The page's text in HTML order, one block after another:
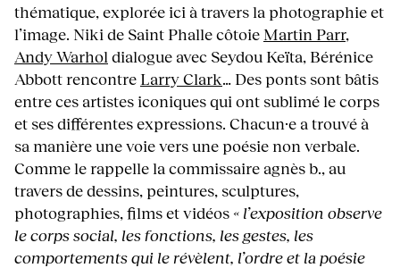
thématique, explorée ici à travers la photographie et
l’image. Niki de Saint Phalle côtoie Martin Parr,
Andy Warhol dialogue avec Seydou Keïta, Bérénice
Abbott rencontre Larry Clark… Des ponts sont bâtis
entre ces artistes iconiques qui ont sublimé le corps
et ses différentes expressions. Chacun·e a trouvé à
sa manière une voie vers une poésie non verbale.
Comme le rappelle la commissaire agnès b., au
travers de dessins, peintures, sculptures,
photographies, films et vidéos « l’exposition observe
le corps social, les fonctions, les gestes, les
comportements qui le révèlent, l’ordre et la poésie